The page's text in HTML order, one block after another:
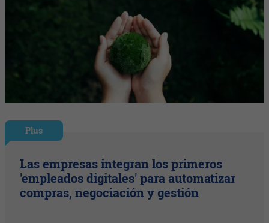
Plus
Las empresas integran los primeros
'empleados digitales' para automatizar
compras, negociación y gestión